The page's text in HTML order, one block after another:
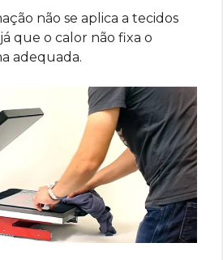
não se aplica a tecidos
que o calor não fixa o
adequada.